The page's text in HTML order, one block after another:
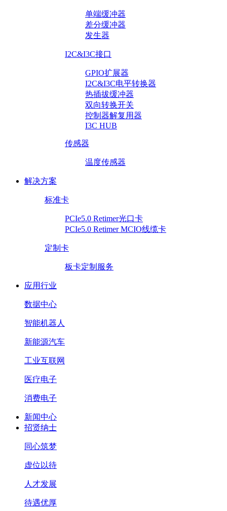
单端缓冲器
差分缓冲器
发生器
I2C&I3C接口
GPIO扩展器
I2C&I3C电平转换器
热插拔缓冲器
双向转换开关
控制器解复用器
I3C HUB
传感器
温度传感器
解决方案
标准卡
PCIe5.0 Retimer光口卡
PCIe5.0 Retimer MCIO线缆卡
定制卡
板卡定制服务
应用行业
数据中心
智能机器人
新能源汽车
工业互联网
医疗电子
消费电子
新闻中心
招贤纳士
同心筑梦
虚位以待
人才发展
待遇优厚